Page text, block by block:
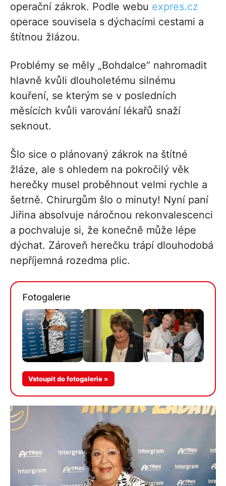
operační zákrok. Podle webu expres.cz
operace souvisela s dýchacími cestami a
štítnou žlázou.
Problémy se měly „Bohdalce“ nahromadit
hlavně kvůli dlouholetému silnému
kouření, se kterým se v posledních
měsících kvůli varování lékařů snaží
seknout.
Šlo sice o plánovaný zákrok na štítné
žláze, ale s ohledem na pokročilý věk
herečky musel proběhnout velmi rychle a
šetrně. Chirurgům šlo o minuty! Nyní paní
Jiřina absolvuje náročnou rekonvalescenci
a pochvaluje si, že konečně může lépe
dýchat. Zároveň herečku trápí dlouhodobá
nepříjemná rozedma plic.
Fotogalerie
Vstoupit do fotogalerie »